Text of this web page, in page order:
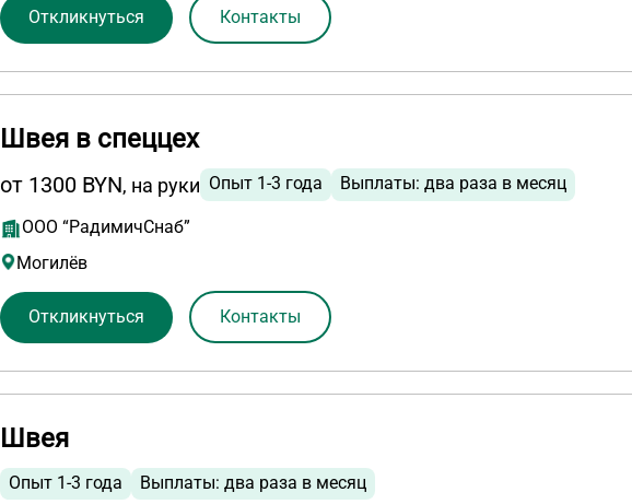
Откликнуться Контакты
Швея в спеццех
от 1300 BYN, на руки Опыт 1-3 года Выплаты: два раза в месяц
ООО “РадимичСнаб”
Могилёв
Откликнуться Контакты
Швея
Опыт 1-3 года Выплаты: два раза в месяц